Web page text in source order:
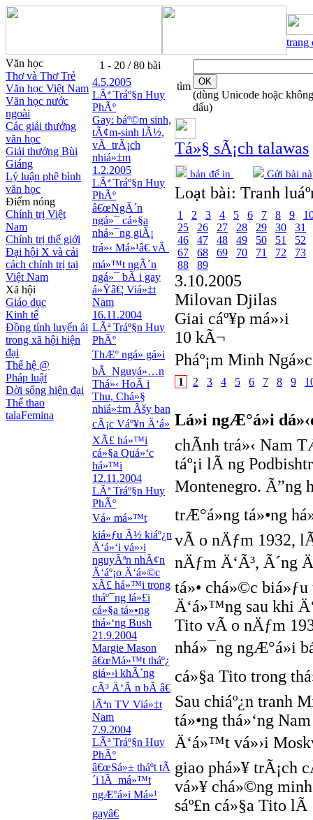
trang
Văn học
Thơ và Thơ Trẻ
Văn học Việt Nam
Văn học nước
ngoài
Các giải thưởng
văn học
Giải thưởng Bùi
Giáng
Lý luận phê bình
văn học
Điểm nóng
Chính trị Việt
Nam
Chính trị thế giới
Đại hội X và cải
cách chính trị tại
Việt Nam
Xã hội
Giáo dục
Kinh tế
Đồng tính luyến ái
trong xã hội hiện
đại
Thế hệ @
Pháp luật
Đời sống hiện đại
Thể thao
talaFemina
1 - 20 / 80 bài
4.5.2005
LÃª Tráº§n Huy
PhÃº
Gay: báº©m sinh,
tÃ¢m-sinh lÃ½,
vÃ trÃ¡ch
nhiá»‡m
1.2.2005
LÃª Tráº§n Huy
PhÃº
â€œNgÃ´n
ngá»¯ cá»§a
nhá»¯ng giÃ¡
trá»‹ Má»¹â€ vÃ
má»™t ngÃ´n
ngá»¯ bÃ i gay
á»Ÿâ€¦ Viá»‡t
Nam
16.11.2004
LÃª Tráº§n Huy
PhÃº
ThÆ° ngá» gá»­i
bÃ Nguyá»…n
Thá»‹ HoÃ i
Thu, Chá»§
nhiá»‡m Ãšy ban
cÃ¡c Váº¥n Ä‘á»
XÃ£ há»™i
cá»§a Quá»‘c
há»™i
12.11.2004
LÃª Tráº§n Huy
PhÃº
Vá» má»™t
kiá»ƒu Ã½ kiáº¿n
Ä‘á»‘i vá»›i
nguyÃªn nhÃ¢n
Ä‘áº¡o Ä‘á»©c
xÃ£ há»™i trong
tháº¯ng lá»£i
cá»§a tá»•ng
thá»‘ng Bush
21.9.2004
Margie Mason
â€œMá»™t tháº¿
giá»›i khÃ´ng
cÃ³ Ä‘Ã n bÃ â€
lÃªn TV Viá»‡t
Nam
7.9.2004
LÃª Tráº§n Huy
PhÃº
â€œSá»± tháº­t tÃ
´i lÃ má»™t
ngÆ°á»i Má»¹
gayâ€
tìm
(dùng Unicode hoặc không
dấu)
Tá»§ sÃ¡ch talawas
bản để in Gửi bài
Loạt bài: Tranh
1 2 3 4 5 6 7 8 9
25
26 27 28 29 30
31
46
47 48 49 50 51
52
67
68 69 70 71 72
73
88
89
3.10.2005
Milovan Djilas
Giai cáº¥p má»›i
10 kÃ¬
Pháº¡m Minh
1 2 3 4 5 6 7 8 9
Lá»i ngÆ°á»i
chÃ­nh trá»‹ Nam
táº¡i lÃ ng
Montenegro. Ã”ng
trÆ°á»ng tá»•ng
vÃ o nÄƒm 1932,
nÄƒm Ä‘Ã³, Ã´ng
tá»• chá»©c biá»ƒu
Ä‘á»™ng sau khi
Tito vÃ o nÄƒm
nhá»¯ng ngÆ°á»i
cá»§a Tito trong
Sau chiáº¿n tranh
tá»•ng thá»‘ng
Ä‘á»™t vá»›i
giao phá»¥ trÃ¡ch
vá»¥ chá»©ng
sáº£n cá»§a Tito